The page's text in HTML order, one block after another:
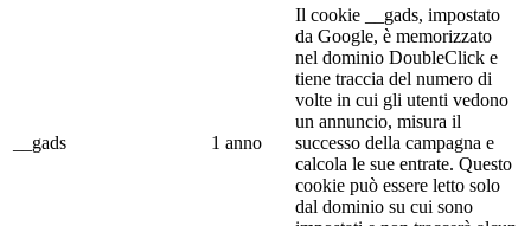
__gads 1 anno
Il cookie __gads, impostato
da Google, è memorizzato
nel dominio DoubleClick e
tiene traccia del numero di
volte in cui gli utenti vedono
un annuncio, misura il
successo della campagna e
calcola le sue entrate. Questo
cookie può essere letto solo
dal dominio su cui sono